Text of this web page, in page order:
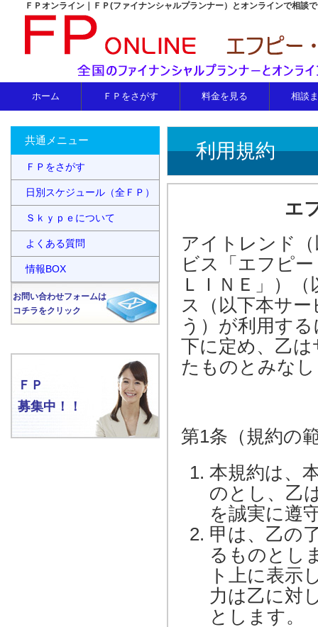
ＦＰオンライン｜ＦＰ(ファイナンシャルプランナー）とオンラインで相談
ホーム ＦＰをさがす 料金を見る 相談
利用規約
エ
アイトレンド
ビス「エフピ
ＬＩＮＥ」）
ス（以下本サ
う）が利用す
下に定め、乙
たものとみな
第1条（規約の
本規約は、
のとし、乙
を誠実に遵
甲は、乙の
るものとし
ト上に表示
力は乙に対
とします。
共通メニュー
ＦＰをさがす
日別スケジュール（全ＦＰ）
Ｓｋｙｐｅについて
よくある質問
情報BOX
お問い合わせフォームは
コチラをクリック
ＦＰ
募集中！！